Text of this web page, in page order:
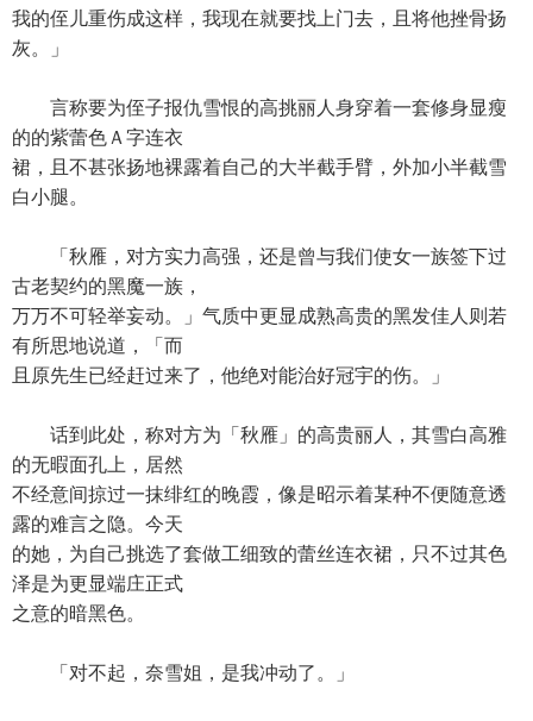
我的侄儿重伤成这样，我现在就要找上门去，且将他挫骨扬
灰。」
言称要为侄子报仇雪恨的高挑丽人身穿着一套修身显瘦
的的紫蕾色Ａ字连衣
裙，且不甚张扬地裸露着自己的大半截手臂，外加小半截雪
白小腿。
「秋雁，对方实力高强，还是曾与我们使女一族签下过
古老契约的黑魔一族，
万万不可轻举妄动。」气质中更显成熟高贵的黑发佳人则若
有所思地说道，「而
且原先生已经赶过来了，他绝对能治好冠宇的伤。」
话到此处，称对方为「秋雁」的高贵丽人，其雪白高雅
的无暇面孔上，居然
不经意间掠过一抹绯红的晚霞，像是昭示着某种不便随意透
露的难言之隐。今天
的她，为自己挑选了套做工细致的蕾丝连衣裙，只不过其色
泽是为更显端庄正式
之意的暗黑色。
「对不起，奈雪姐，是我冲动了。」